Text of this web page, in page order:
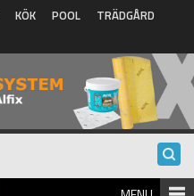
KÖK POOL
TRÄDGÅRD